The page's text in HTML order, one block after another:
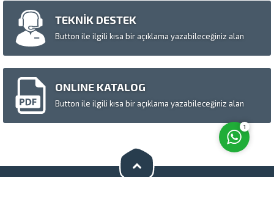
TEKNİK DESTEK
Button ile ilgili kısa bir açıklama yazabileceğiniz alan
ONLINE KATALOG
Button ile ilgili kısa bir açıklama yazabileceğiniz alan
Cevap Yaz
1